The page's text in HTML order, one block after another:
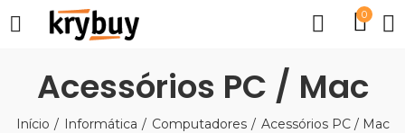
0
Acessórios PC / Mac
Início Informática Computadores Acessórios PC / Mac